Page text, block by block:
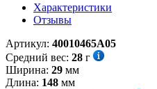
Характеристики
Отзывы
Артикул: 40010465А05
Средний вес: 28 г
Ширина: 29 мм
Длина: 148 мм